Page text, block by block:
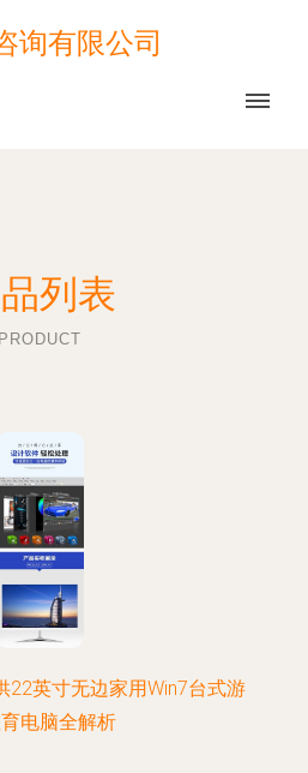
询有限公司
列表
PRODUCT
22英寸无边家用Win7台式游
电脑全解析